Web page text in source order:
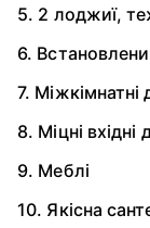
5. 2 лоджиї,
6.
7. Міжкімнатні
8. Міцні вхідні
9. Меблі
10. Якісна